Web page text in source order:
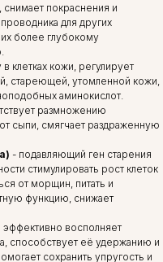
снимает покраснения и
для других
более глубокому
клетках кожи, регулирует
стареющей, утомленной кожи,
аминокислот.
размножению
сыпи, смягчает раздраженную
- подавляющий ген старения
стимулировать рост клеток
от морщин, питать и
функцию, снижает
эффективно восполняет
способствует её удержанию и
сохранить упругость и